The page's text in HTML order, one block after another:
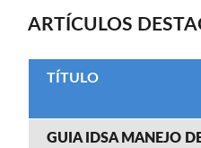
ARTÍCULOS
TÍTULO
GUIA IDSA MANEJO